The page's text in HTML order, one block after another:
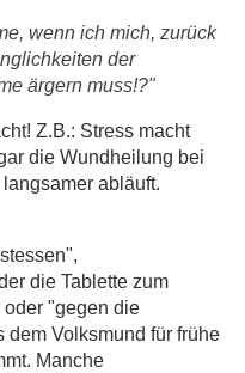
wenn ich mich, zurück
der
ärgern muss!?"
Z.B.: Stress macht
die Wundheilung bei
abläuft.
die Tablette zum
"gegen die
dem Volksmund für frühe
Manche